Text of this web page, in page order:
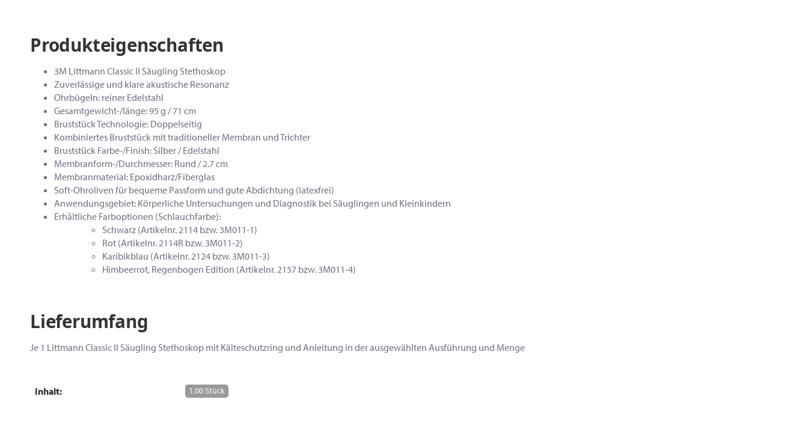
Produkteigenschaften
3M Littmann Classic II Säugling Stethoskop
Zuverlässige und klare akustische Resonanz
Ohrbügeln: reiner Edelstahl
Gesamtgewicht-/länge: 95 g / 71 cm
Bruststück Technologie: Doppelseitig
Kombiniertes Bruststück mit traditioneller Membran und Trichter
Bruststück Farbe-/Finish: Silber / Edelstahl
Membranform-/Durchmesser: Rund / 2.7 cm
Membranmaterial: Epoxidharz/Fiberglas
Soft-Ohroliven für bequeme Passform und gute Abdichtung (latexfrei)
Anwendungsgebiet: Körperliche Untersuchungen und Diagnostik bei Säuglingen und Kleinkindern
Erhältliche Farboptionen (Schlauchfarbe):
Schwarz (Artikelnr. 2114 bzw. 3M011-1)
Rot (Artikelnr. 2114R bzw. 3M011-2)
Karibikblau (Artikelnr. 2124 bzw. 3M011-3)
Himbeerrot, Regenbogen Edition (Artikelnr. 2157 bzw. 3M011-4)
Lieferumfang
Je 1 Littmann Classic II Säugling Stethoskop mit Kälteschutzring und Anleitung in der ausgewählten Ausführung und Menge
Inhalt: 1,00 Stück